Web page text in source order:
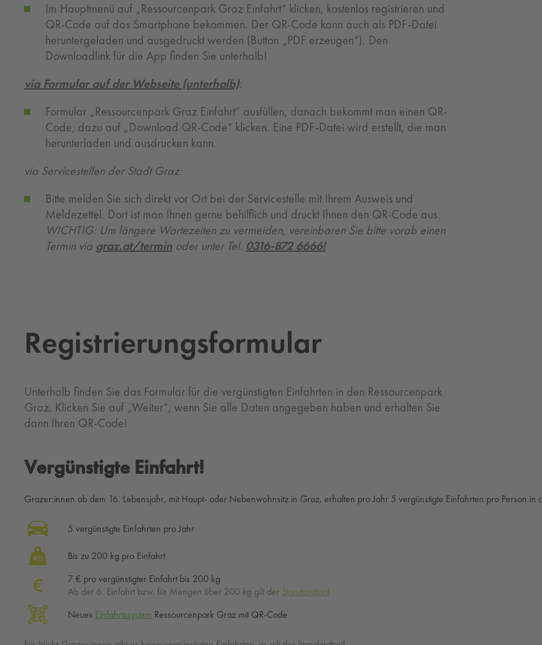
Im Hauptmenü auf „Ressourcenpark Graz Einfahrt“ klicken, kostenlos registrieren und
QR-Code auf das Smartphone bekommen. Der QR-Code kann auch als PDF-Datei
heruntergeladen und ausgedruckt werden (Button „PDF erzeugen“). Den
Downloadlink für die App finden Sie unterhalb!
via Formular auf der Webseite (unterhalb):
Formular „Ressourcenpark Graz Einfahrt“ ausfüllen, danach bekommt man einen QR-
Code, dazu auf „Download QR-Code“ klicken. Eine PDF-Datei wird erstellt, die man
herunterladen und ausdrucken kann.
via Servicestellen der Stadt Graz:
Bitte melden Sie sich direkt vor Ort bei der Servicestelle mit Ihrem Ausweis und
Meldezettel. Dort ist man Ihnen gerne behilflich und druckt Ihnen den QR-Code aus.
WICHTIG: Um längere Wartezeiten zu vermeiden, vereinbaren Sie bitte vorab einen
Termin via graz.at/termin oder unter Tel. 0316-872 6666!
Re­gis­trie­rungs­for­mu­lar
Unterhalb finden Sie das Formular für die vergünstigten Einfahrten in den Ressourcenpark
Graz. Klicken Sie auf „Weiter“, wenn Sie alle Daten angegeben haben und erhalten Sie
dann Ihren QR-Code!